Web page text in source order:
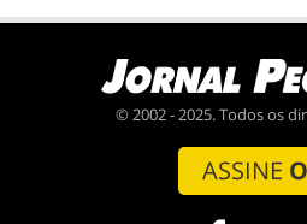
© 2002 - 2025. Todos os
ASSINE